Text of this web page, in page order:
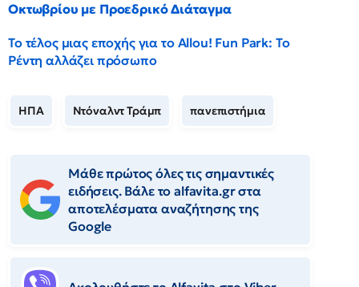
Οκτωβρίου με Προεδρικό Διάταγμα
Το τέλος μιας εποχής για το Allou! Fun Park: Το
Ρέντη αλλάζει πρόσωπο
ΗΠΑ Ντόναλντ Τράμπ πανεπιστήμια
Μάθε πρώτος όλες τις σημαντικές
ειδήσεις. Βάλε το alfavita.gr στα
αποτελέσματα αναζήτησης της
Google